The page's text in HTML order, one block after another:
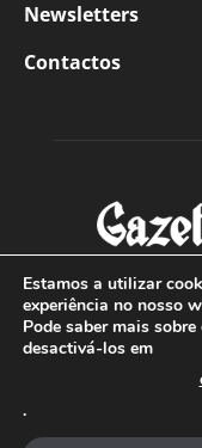
Newsletters
Contactos
Com sede nas
a sul de distrito de
Estamos a utilizar
experiência no nosso
Pode saber mais
desactivá-los em
.